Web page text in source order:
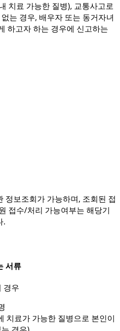
치료 가능한 질병), 교통사고로
는 경우, 배우자 또는 동거자녀
하고자 하는 경우에 신고하는
정보조회가 가능하며, 조회된 접
접수/처리 가능여부는 해당기
.
서류
경우
치료가 가능한 질병으로 본인이